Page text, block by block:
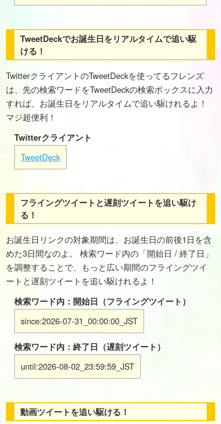
TweetDeckでお誕生日をリアルタイムで追い駆
ける！
TwitterクライアントのTweetDeckを使ってるフレンズ
は、先の検索ワードをTweetDeckの検索ボックスに入力
すれば、お誕生日をリアルタイムで追い駆けれるよ！
マジ超便利！
Twitterクライアント
TweetDeck
フライングツイートと遅刻ツイートを追い駆け
る！
お誕生日リンクの対象期間は、お誕生日の前後1日を含
めた3日間なのよ。 検索ワード内の「開始日 / 終了日」
を調整することで、もっと広い期間のフライングツイ
ートと遅刻ツイートを追い駆けれるよ！
検索ワード内：開始日（フライングツイート）
since:2026-07-31_00:00:00_JST
検索ワード内：終了日（遅刻ツイート）
until:2026-08-02_23:59:59_JST
動画ツイートを追い駆ける！